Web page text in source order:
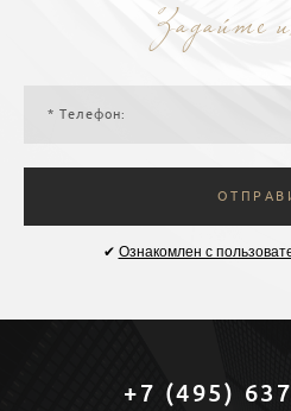
Задайте
✔ Ознакомлен с
+7 (495)